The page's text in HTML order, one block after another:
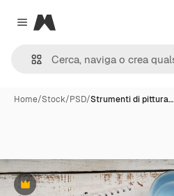
Close menu
Magnific
Home/Stock/PSD/Strumenti di pittura…
Premium